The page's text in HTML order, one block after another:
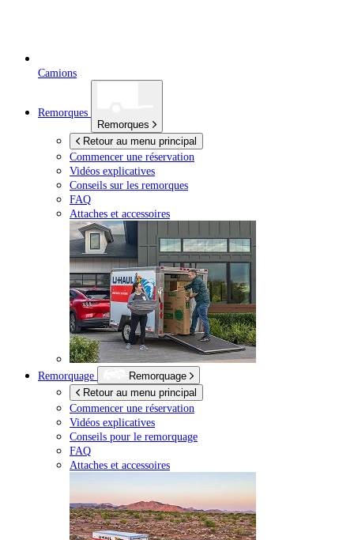
Camions
Remorques
Remorques
Retour au menu principal
Commencer une réservation
Vidéos explicatives
Conseils sur les remorques
FAQ
Attaches et accessoires
Remorquage
Remorquage
Retour au menu principal
Commencer une réservation
Vidéos explicatives
Conseils pour le remorquage
FAQ
Attaches et accessoires